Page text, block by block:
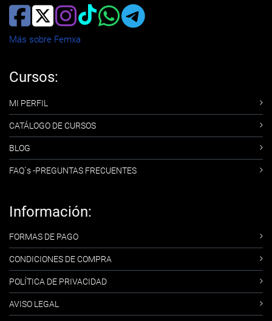
Más sobre Femxa
Cursos:
MI PERFIL
CATÁLOGO DE CURSOS
BLOG
FAQ´s -PREGUNTAS FRECUENTES
Información:
FORMAS DE PAGO
CONDICIONES DE COMPRA
POLÍTICA DE PRIVACIDAD
AVISO LEGAL